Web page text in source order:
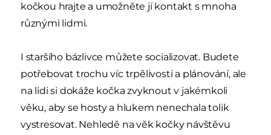
kočkou hrajte a umožněte jí kontakt s mnoha
různými lidmi.
I staršího bázlivce můžete socializovat. Budete
potřebovat trochu víc trpělivosti a plánování, ale
na lidi si dokáže kočka zvyknout v jakémkoli
věku, aby se hosty a hlukem nenechala tolik
vystresovat. Nehledě na věk kočky návštěvu